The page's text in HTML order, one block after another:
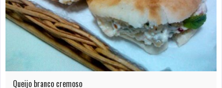
Queijo branco cremoso